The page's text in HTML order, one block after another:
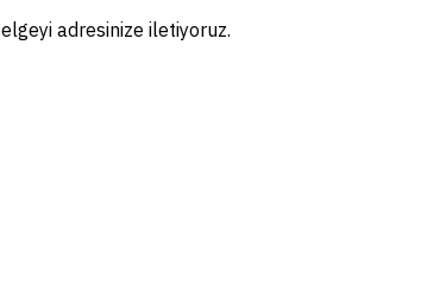
adresinize iletiyoruz.